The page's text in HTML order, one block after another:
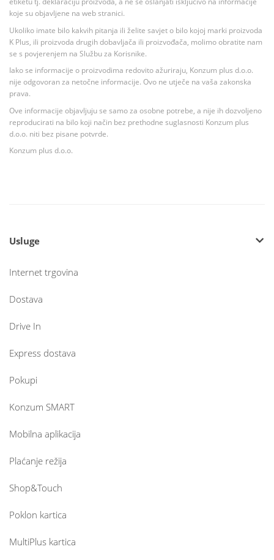
koje su objavljene na web stranici.
Ukoliko imate bilo kakvih pitanja ili želite savjet o bilo kojoj marki proizvoda
K Plus, ili proizvoda drugih dobavljača ili proizvođača, molimo obratite nam
se s povjerenjem na Službu za Korisnike.
Iako se informacije o proizvodima redovito ažuriraju, Konzum plus d.o.o.
nije odgovoran za netočne informacije. Ovo ne utječe na vaša zakonska
prava.
Ove informacije objavljuju se samo za osobne potrebe, a nije ih dozvoljeno
reproducirati na bilo koji način bez prethodne suglasnosti Konzum plus
d.o.o. niti bez pisane potvrde.
Konzum plus d.o.o.
Usluge
Internet trgovina
Dostava
Drive In
Express dostava
Pokupi
Konzum SMART
Mobilna aplikacija
Plaćanje režija
Shop&Touch
Poklon kartica
MultiPlus kartica